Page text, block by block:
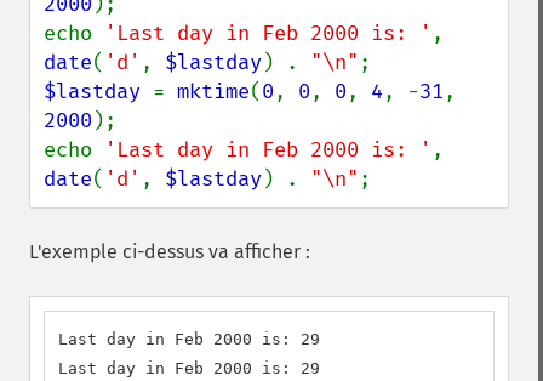
echo
'Last day in Feb 2000 is: '
date( 'd' , $lastday) . "\n"
$lastday = mktime(0, 0, 0, 4, -31
2000 );
echo
'Last day in Feb 2000 is: '
date( 'd' , $lastday) . "\n" ;
L'exemple ci-dessus va afficher :
Last day in Feb 2000 is: 29
Last day in Feb 2000 is: 29